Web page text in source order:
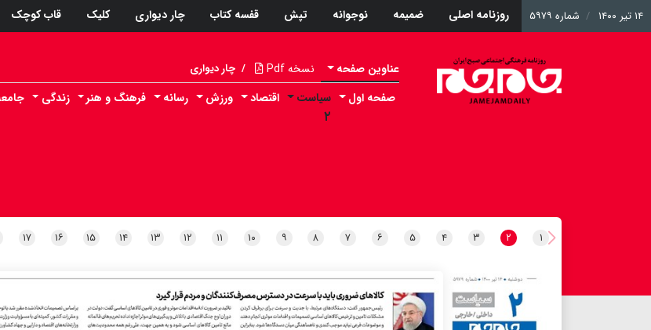
۱۴ تیر ۱۴۰۰ شماره ۵۹۷۹ روزنامه اصلی ضمیمه نوجوانه تپش قفسه کتاب چار دیواری کلیک قاب کوچک
عناوین صفحه نسخه Pdf / چار دیواری
صفحه اول سیاست
۲
اقتصاد ورزش رسانه فرهنگ و هنر زندگی
۱ ۲ ۳ ۴ ۵ ۶ ۷ ۸ ۹ ۱۰ ۱۱ ۱۲ ۱۳ ۱۴ ۱۵ ۱۶ ۱۷